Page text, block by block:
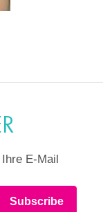
E-Mail